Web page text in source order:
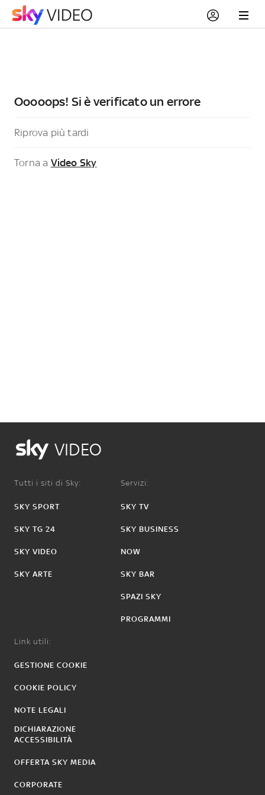
Ooooops! Si è verificato un errore
Riprova più tardi
Torna a Video Sky
VIDEO
Tutti i siti di Sky:
SKY SPORT
SKY TG 24
SKY VIDEO
SKY ARTE
Servizi:
SKY TV
SKY BUSINESS
NOW
SKY BAR
SPAZI SKY
PROGRAMMI
Link utili:
GESTIONE COOKIE
COOKIE POLICY
NOTE LEGALI
DICHIARAZIONE
ACCESSIBILITÀ
OFFERTA SKY MEDIA
CORPORATE